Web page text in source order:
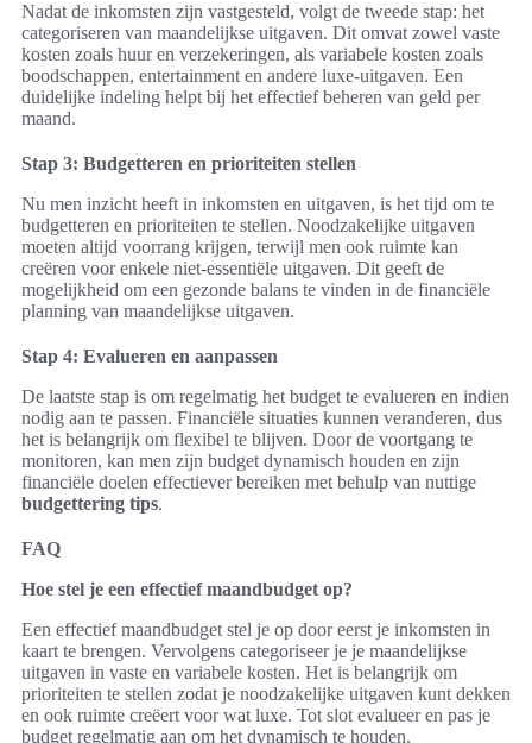
Nadat de inkomsten zijn vastgesteld, volgt de tweede stap: het
categoriseren van maandelijkse uitgaven. Dit omvat zowel vaste
kosten zoals huur en verzekeringen, als variabele kosten zoals
boodschappen, entertainment en andere luxe-uitgaven. Een
duidelijke indeling helpt bij het effectief beheren van geld per
maand.
Stap 3: Budgetteren en prioriteiten stellen
Nu men inzicht heeft in inkomsten en uitgaven, is het tijd om te
budgetteren en prioriteiten te stellen. Noodzakelijke uitgaven
moeten altijd voorrang krijgen, terwijl men ook ruimte kan
creëren voor enkele niet-essentiële uitgaven. Dit geeft de
mogelijkheid om een gezonde balans te vinden in de financiële
planning van maandelijkse uitgaven.
Stap 4: Evalueren en aanpassen
De laatste stap is om regelmatig het budget te evalueren en indien
nodig aan te passen. Financiële situaties kunnen veranderen, dus
het is belangrijk om flexibel te blijven. Door de voortgang te
monitoren, kan men zijn budget dynamisch houden en zijn
financiële doelen effectiever bereiken met behulp van nuttige
budgettering tips.
FAQ
Hoe stel je een effectief maandbudget op?
Een effectief maandbudget stel je op door eerst je inkomsten in
kaart te brengen. Vervolgens categoriseer je je maandelijkse
uitgaven in vaste en variabele kosten. Het is belangrijk om
prioriteiten te stellen zodat je noodzakelijke uitgaven kunt dekken
en ook ruimte creëert voor wat luxe. Tot slot evalueer en pas je
budget regelmatig aan om het dynamisch te houden.